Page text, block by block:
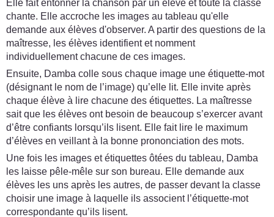
Elle fait entonner la chanson par un élève et toute la classe
chante. Elle accroche les images au tableau qu'elle
demande aux élèves d'observer. A partir des questions de la
maîtresse, les élèves identifient et nomment
individuellement chacune de ces images.
Ensuite, Damba colle sous chaque image une étiquette-mot
(désignant le nom de l’image) qu’elle lit. Elle invite après
chaque élève à lire chacune des étiquettes. La maîtresse
sait que les élèves ont besoin de beaucoup s’exercer avant
d’être confiants lorsqu’ils lisent. Elle fait lire le maximum
d’élèves en veillant à la bonne prononciation des mots.
Une fois les images et étiquettes ôtées du tableau, Damba
les laisse pêle-mêle sur son bureau. Elle demande aux
élèves les uns après les autres, de passer devant la classe
choisir une image à laquelle ils associent l’étiquette-mot
correspondante qu’ils lisent.